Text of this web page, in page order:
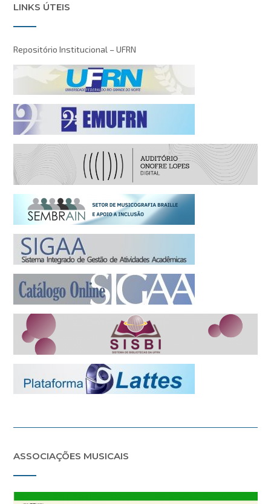
LINKS ÚTEIS
Repositório Institucional – UFRN
ASSOCIAÇÕES MUSICAIS